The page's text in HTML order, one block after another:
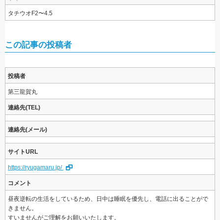
タチウオF2〜4.5
この記事の投稿者
投稿者
第三龍賀丸
連絡先(TEL)
連絡先(メール)
サイトURL
https://ryugamaru.jp/
コメント
昼夜逆転の生活をしているため、日中は睡眠を優先し、電話に出ることがで
きません。
すいませんがご理解をお願いいたします。